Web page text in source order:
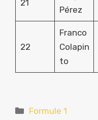
21
Pérez
22
Franco
Colapin
to
Catégories
Formule 1